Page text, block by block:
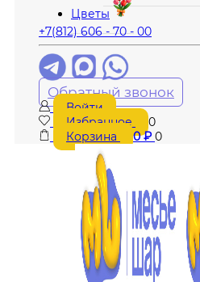
Цветы
+7(812) 606 - 70 - 00
Обратный звонок
Войти
Избранное
0
Корзина
0₽ 0